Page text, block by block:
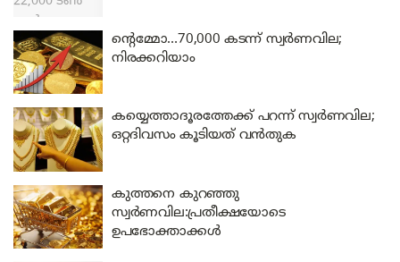
ന്റെമ്മോ…70,000 കടന്ന് സ്വർണവില;
നിരക്കറിയാം
കയ്യെത്താദൂരത്തേക്ക് പറന്ന് സ്വർണവില;
ഒറ്റദിവസം കൂടിയത് വൻതുക
കുത്തനെ കുറഞ്ഞു
സ്വർണവില:പ്രതീക്ഷയോടെ
ഉപഭോക്താക്കൾ